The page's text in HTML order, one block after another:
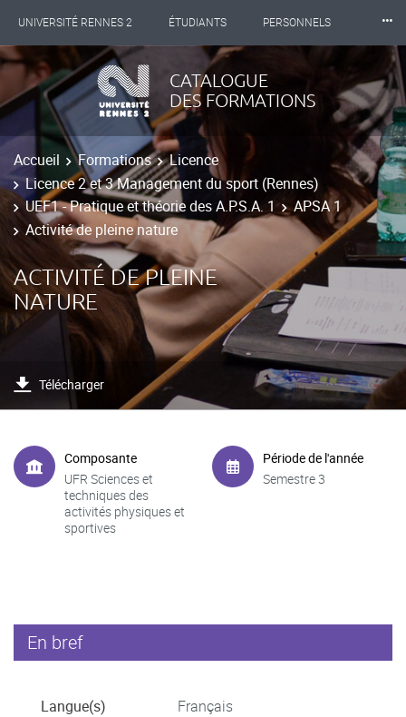
UNIVERSITÉ RENNES 2 ÉTUDIANTS PERSONNELS
INTERNATIONAL PROFESSIONNELS BIBLIOTHÈQUES
LES NOUVELLES DE RENNES 2
⸱⸱⸱
CATALOGUE
DES FORMATIONS
Accueil Formations
Licence
Licence 2 et 3 Management du sport (Rennes)
UEF1 - Pratique et théorie des A.P.S.A. 1
APSA 1
Activité de pleine nature
ACTIVITÉ DE PLEINE
NATURE
Télécharger
Composante
UFR Sciences et
techniques des
activités physiques et
sportives
Période de l'année
Semestre 3
En bref
Langue(s)
Français